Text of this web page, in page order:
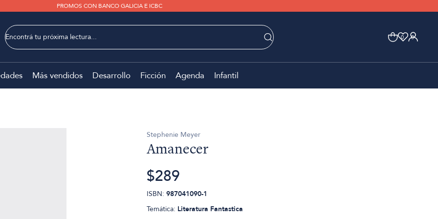
PROMOS CON BANCO GALICIA E ICBC
0 0
Más vendidos Desarrollo Ficción Agenda Infantil
Stephenie Meyer
Amanecer
$289
ISBN: 987041090-1
Temática: Literatura Fantastica